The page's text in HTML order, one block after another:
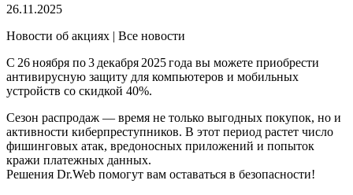
26.11.2025
Новости об акциях | Все новости
С 26 ноября по 3 декабря 2025 года вы можете приобрести
антивирусную защиту для компьютеров и мобильных
устройств со скидкой 40%.
Сезон распродаж — время не только выгодных покупок, но и
активности киберпреступников. В этот период растет число
фишинговых атак, вредоносных приложений и попыток
кражи платежных данных.
Решения Dr.Web помогут вам оставаться в безопасности!